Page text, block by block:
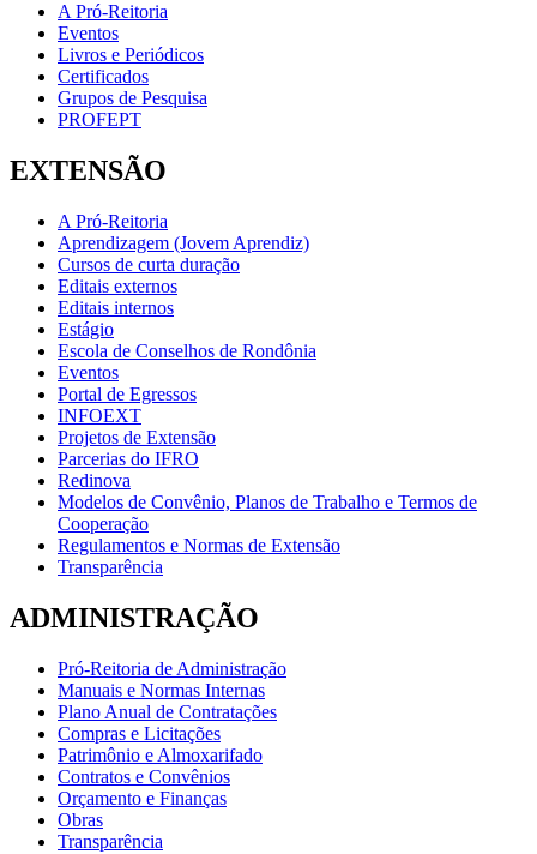
A Pró-Reitoria
Eventos
Livros e Periódicos
Certificados
Grupos de Pesquisa
PROFEPT
EXTENSÃO
A Pró-Reitoria
Aprendizagem (Jovem Aprendiz)
Cursos de curta duração
Editais externos
Editais internos
Estágio
Escola de Conselhos de Rondônia
Eventos
Portal de Egressos
INFOEXT
Projetos de Extensão
Parcerias do IFRO
Redinova
Modelos de Convênio, Planos de Trabalho e Termos de
Cooperação
Regulamentos e Normas de Extensão
Transparência
ADMINISTRAÇÃO
Pró-Reitoria de Administração
Manuais e Normas Internas
Plano Anual de Contratações
Compras e Licitações
Patrimônio e Almoxarifado
Contratos e Convênios
Orçamento e Finanças
Obras
Transparência